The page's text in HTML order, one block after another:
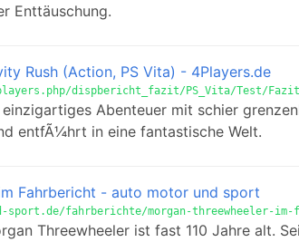
Enttäuschung.
Rush (Action, PS Vita) - 4Players.de
dispbericht_fazit/PS_Vita/Test/
Abenteuer mit schier
entfÃ¼hrt in eine fantastische Welt.
Fahrbericht - auto motor und sport
sport.de/fahrberichte/morgan-threewheeler-im-
Threewheeler ist fast 110 Jahre alt.